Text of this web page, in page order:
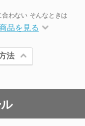
合わない そんなときは
品を見る
法